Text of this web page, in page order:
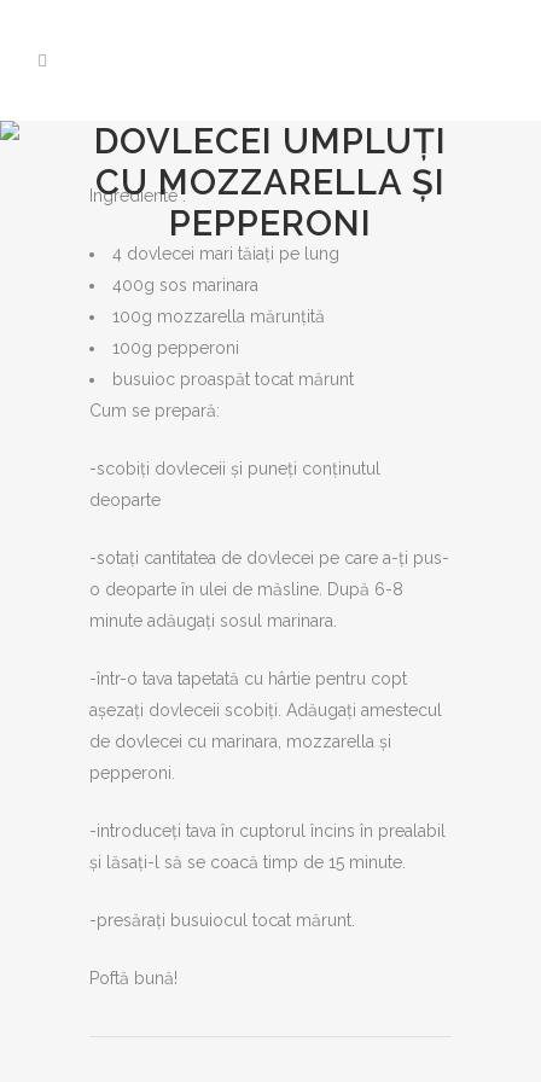
DOVLECEI UMPLUȚI
CU MOZZARELLA ȘI
PEPPERONI
Ingrediente :
4 dovlecei mari tăiați pe lung
400g sos marinara
100g mozzarella mărunțită
100g pepperoni
busuioc proaspăt tocat mărunt
Cum se prepară:
-scobiți dovleceii și puneți conținutul
deoparte
-sotați cantitatea de dovlecei pe care a-ți pus-
o deoparte în ulei de măsline. După 6-8
minute adăugați sosul marinara.
-într-o tava tapetată cu hârtie pentru copt
așezați dovleceii scobiți. Adăugați amestecul
de dovlecei cu marinara, mozzarella și
pepperoni.
-introduceți tava în cuptorul încins în prealabil
și lăsați-l să se coacă timp de 15 minute.
-presărați busuiocul tocat mărunt.
Poftă bună!